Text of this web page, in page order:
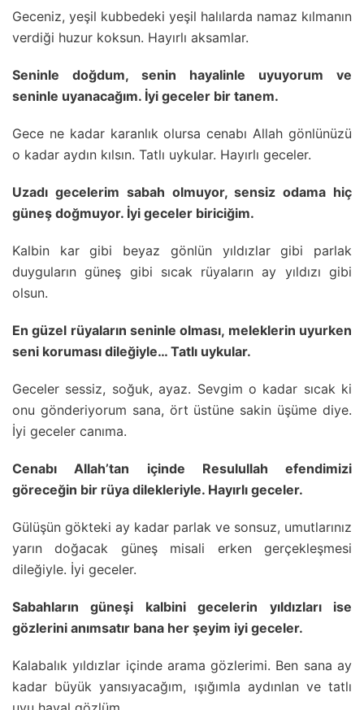
Geceniz, yeşil kubbedeki yeşil halılarda namaz kılmanın
verdiği huzur koksun. Hayırlı aksamlar.
Seninle doğdum, senin hayalinle uyuyorum ve
seninle uyanacağım. İyi geceler bir tanem.
Gece ne kadar karanlık olursa cenabı Allah gönlünüzü
o kadar aydın kılsın. Tatlı uykular. Hayırlı geceler.
Uzadı gecelerim sabah olmuyor, sensiz odama hiç
güneş doğmuyor. İyi geceler biriciğim.
Kalbin kar gibi beyaz gönlün yıldızlar gibi parlak
duyguların güneş gibi sıcak rüyaların ay yıldızı gibi
olsun.
En güzel rüyaların seninle olması, meleklerin uyurken
seni koruması dileğiyle… Tatlı uykular.
Geceler sessiz, soğuk, ayaz. Sevgim o kadar sıcak ki
onu gönderiyorum sana, ört üstüne sakin üşüme diye.
İyi geceler canıma.
Cenabı Allah’tan içinde Resulullah efendimizi
göreceğin bir rüya dilekleriyle. Hayırlı geceler.
Gülüşün gökteki ay kadar parlak ve sonsuz, umutlarınız
yarın doğacak güneş misali erken gerçekleşmesi
dileğiyle. İyi geceler.
Sabahların güneşi kalbini gecelerin yıldızları ise
gözlerini anımsatır bana her şeyim iyi geceler.
Kalabalık yıldızlar içinde arama gözlerimi. Ben sana ay
kadar büyük yansıyacağım, ışığımla aydınlan ve tatlı